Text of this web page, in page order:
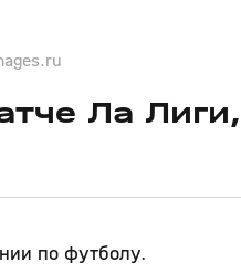
Ла Лиги,
по футболу.